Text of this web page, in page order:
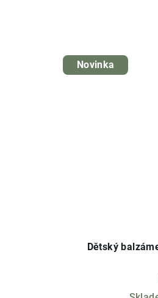
Novinka
Dětský